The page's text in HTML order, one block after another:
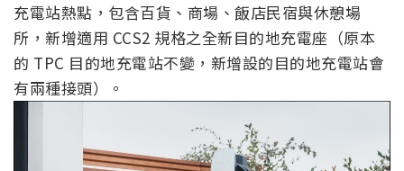
充電站熱點，包含百貨、商場、飯店民宿與休憩場
所，新增適用 CCS2 規格之全新目的地充電座（原本
的 TPC 目的地充電站不變，新增設的目的地充電站會
有兩種接頭）。